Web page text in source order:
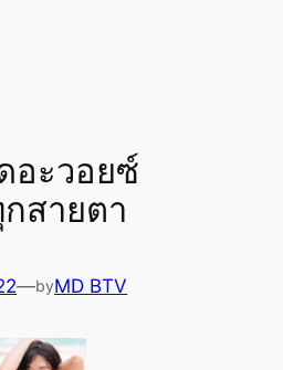
อะวอยซ์
สายตา
—byMD BTV